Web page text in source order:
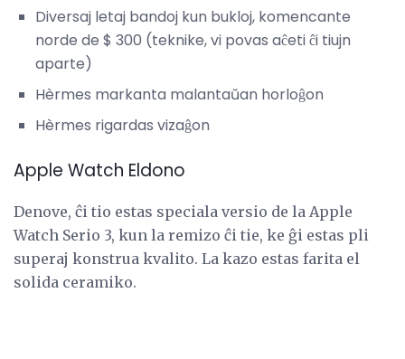
Diversaj letaj bandoj kun bukloj, komencante
norde de $ 300 (teknike, vi povas aĉeti ĉi tiujn
aparte)
Hèrmes markanta malantaŭan horloĝon
Hèrmes rigardas vizaĝon
Apple Watch Eldono
Denove, ĉi tio estas speciala versio de la Apple
Watch Serio 3, kun la remizo ĉi tie, ke ĝi estas pli
superaj konstrua kvalito. La kazo estas farita el
solida ceramiko.